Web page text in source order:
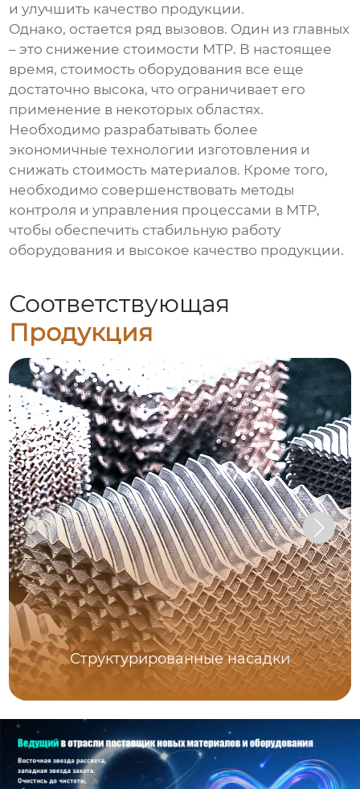
и улучшить качество продукции.
Однако, остается ряд вызовов. Один из главных
– это снижение стоимости МТР. В настоящее
время, стоимость оборудования все еще
достаточно высока, что ограничивает его
применение в некоторых областях.
Необходимо разрабатывать более
экономичные технологии изготовления и
снижать стоимость материалов. Кроме того,
необходимо совершенствовать методы
контроля и управления процессами в МТР,
чтобы обеспечить стабильную работу
оборудования и высокое качество продукции.
Соответствующая
Продукция
Структурированные насадки